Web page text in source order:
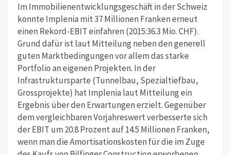
Im Immobilienentwicklungsgeschäft in der Schweiz
konnte Implenia mit 37 Millionen Franken erneut
einen Rekord-EBIT einfahren (2015:36.3 Mio. CHF).
Grund dafür ist laut Mitteilung neben den generell
guten Marktbedingungen vor allem das starke
Portfolio an eigenen Projekten. In der
Infrastruktursparte (Tunnelbau, Spezialtiefbau,
Grossprojekte) hat Implenia laut Mitteilung ein
Ergebnis über den Erwartungen erzielt. Gegenüber
dem vergleichbaren Vorjahreswert verbesserte sich
der EBIT um 20.8 Prozent auf 14.5 Millionen Franken,
wenn man die Amortisationskosten für die im Zuge